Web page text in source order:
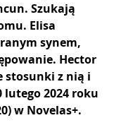
Szukają
Elisa
synem,
Hector
stosunki z nią i
lutego 2024 roku
w Novelas+.